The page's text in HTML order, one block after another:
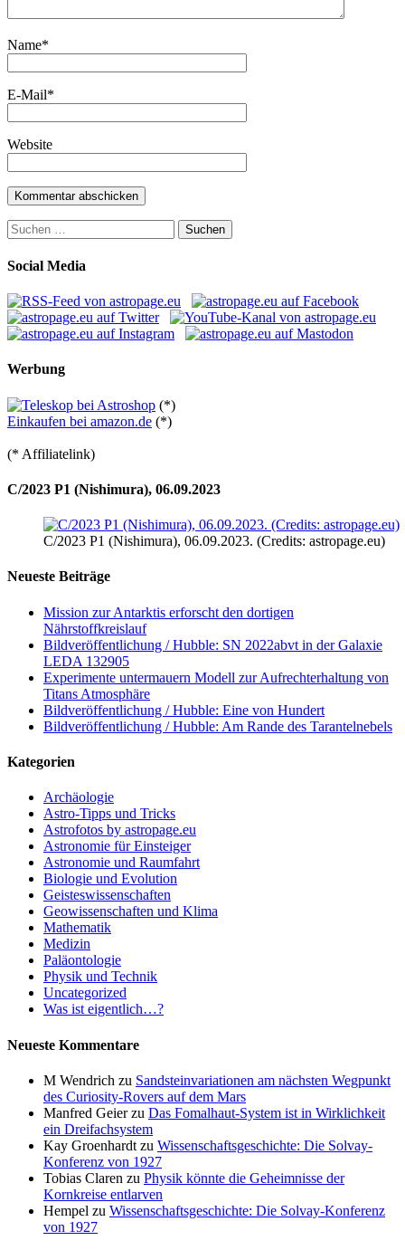
Name*
E-Mail*
Website
Suchen
nach:
Social Media
Werbung
(*)
Einkaufen bei amazon.de (*)
(* Affiliatelink)
C/2023 P1 (Nishimura), 06.09.2023
C/2023 P1 (Nishimura), 06.09.2023. (Credits: astropage.eu)
Neueste Beiträge
Mission zur Antarktis erforscht den dortigen
Nährstoffkreislauf
Bildveröffentlichung / Hubble: SN 2022abvt in der Galaxie
LEDA 132905
Experimente untermauern Modell zur Aufrechterhaltung von
Titans Atmosphäre
Bildveröffentlichung / Hubble: Eine von Hundert
Bildveröffentlichung / Hubble: Am Rande des Tarantelnebels
Kategorien
Archäologie
Astro-Tipps und Tricks
Astrofotos by astropage.eu
Astronomie für Einsteiger
Astronomie und Raumfahrt
Biologie und Evolution
Geisteswissenschaften
Geowissenschaften und Klima
Mathematik
Medizin
Paläontologie
Physik und Technik
Uncategorized
Was ist eigentlich…?
Neueste Kommentare
M Wendrich zu Sandsteinvariationen am nächsten Wegpunkt
des Curiosity-Rovers auf dem Mars
Manfred Geierzu Das Fomalhaut-System ist in Wirklichkeit
ein Dreifachsystem
Kay Groenhardt zu Wissenschaftsgeschichte: Die Solvay-
Konferenz von 1927
Tobias Claren zu Physik könnte die Geheimnisse der
Kornkreise entlarven
Hempel zu Wissenschaftsgeschichte: Die Solvay-Konferenz
von 1927